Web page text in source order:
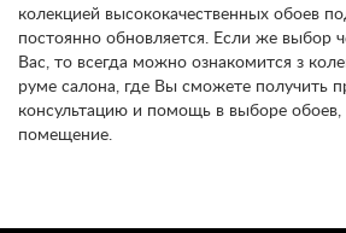
колекцией высококачественных обоев
постоянно обновляется. Если же выбор
Вас, то всегда можно ознакомится з
руме салона, где Вы сможете получить
консультацию и помощь в выборе обоев,
помещение.